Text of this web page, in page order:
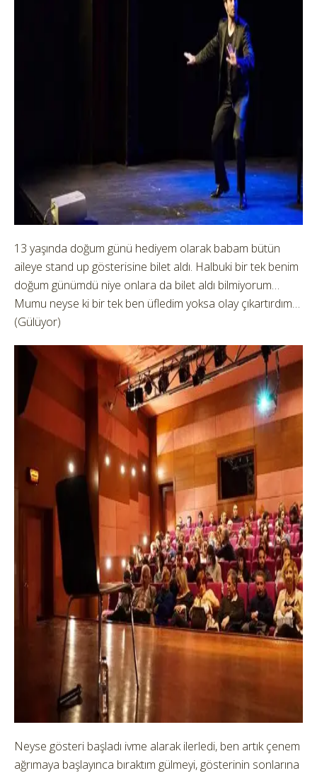
13 yaşında doğum günü hediyem olarak babam bütün
aileye stand up gösterisine bilet aldı. Halbuki bir tek benim
doğum günümdü niye onlara da bilet aldı bilmiyorum…
Mumu neyse ki bir tek ben üfledim yoksa olay çıkartırdım…
(Gülüyor)
Neyse gösteri başladı ivme alarak ilerledi, ben artık çenem
ağrımaya başlayınca bıraktım gülmeyi, gösterinin sonlarına